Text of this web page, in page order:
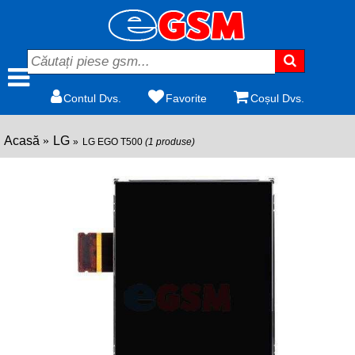
Contul Dvs. Favorite Coșul Dvs.
Acasă LG LG EGO T500 (1 produse)